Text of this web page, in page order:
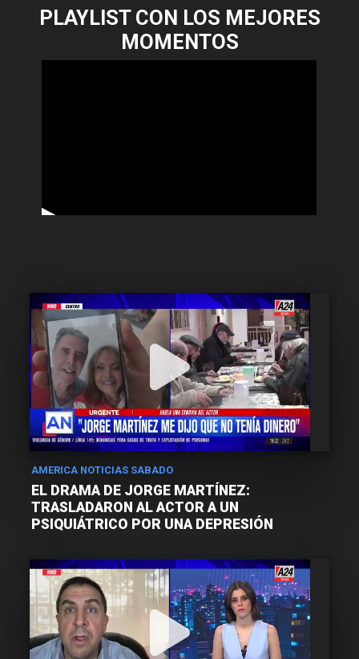
PLAYLIST CON LOS MEJORES
MOMENTOS
AMERICA NOTICIAS SABADO
EL DRAMA DE JORGE MARTÍNEZ:
TRASLADARON AL ACTOR A UN
PSIQUIÁTRICO POR UNA DEPRESIÓN